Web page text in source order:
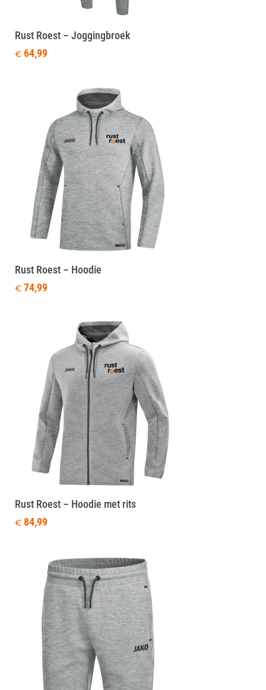
Rust Roest – Joggingbroek
€ 64,99
Rust Roest – Hoodie
€ 74,99
Rust Roest – Hoodie met rits
€ 84,99